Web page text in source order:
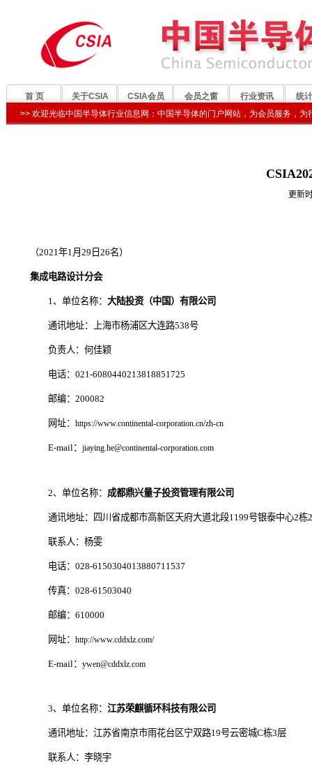
更新
（2021年1月29日26名）
集成电路设计分会
1、单位名称： 大陆投资（中国）有限公司
通讯地址：上海市杨浦区大连路538号
负责人：何佳颖
电话：021-6080440213818851725
邮编：200082
网址： https://www.continental-corporation.cn/zh-cn
E-mail： jiaying.he@continental-corporation.com
2、单位名称： 成都鼎兴量子投资管理有限公司
通讯地址：四川省成都市高新区天府大道北段1199号银泰中心2栋
联系人：杨雯
电话：028-6150304013880711537
传真：028-61503040
邮编：610000
网址： http://www.cddxlz.com/
E-mail： ywen@cddxlz.com
3、单位名称： 江苏荣麒循环科技有限公司
通讯地址：江苏省南京市雨花台区宁双路19号云密城C栋3层
联系人：李晓宇